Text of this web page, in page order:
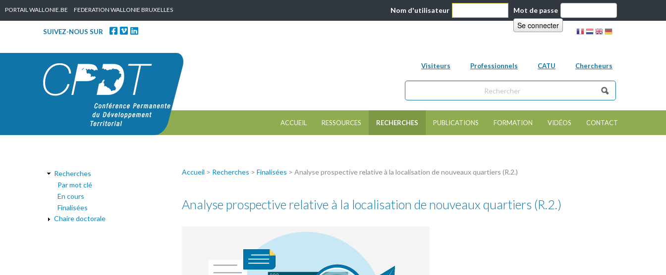
PORTAIL WALLONIE.BE FEDERATION WALLONIE BRUXELLES Nom d'utilisateur Mot de passe
SUIVEZ-NOUS SUR
Visiteurs Professionnels CATU Chercheurs
Formulaire de recherche
Chercher dans ce site
ACCUEIL RESSOURCES RECHERCHES PUBLICATIONS FORMATION VIDÉOS CONTACT
Recherches
Par mot clé
En cours
Finalisées
Chaire doctorale
Accueil > Recherches > Finalisées > Analyse prospective relative à la localisation de nouveaux quartiers (R.2.)
Analyse prospective relative à la localisation de nouveaux quartiers (R.2.)